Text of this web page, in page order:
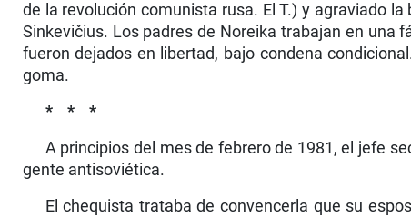
de la revolución comunista rusa. El T.) y agraviado
Sinkevičius. Los padres de Noreika trabajan en una
fueron dejados en libertad, bajo condena
goma.
* * *
A principios del mes de febrero de 1981, el jefe
gente antisoviética.
El chequista trataba de convencerla que su